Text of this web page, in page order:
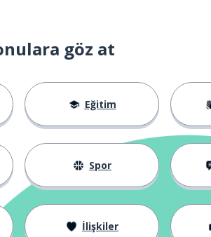
göz at
Eğitim
Spor
İlişkiler